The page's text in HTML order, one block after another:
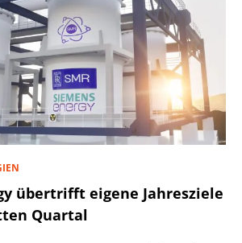
übertrifft eigene Jahresziele
Quartal